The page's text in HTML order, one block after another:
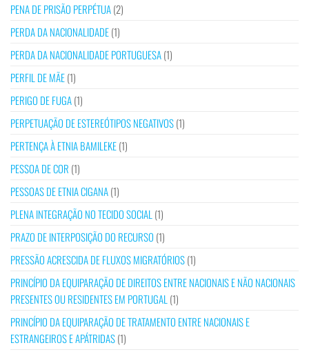
PENA DE PRISÃO PERPÉTUA(2)
PERDA DA NACIONALIDADE(1)
PERDA DA NACIONALIDADE PORTUGUESA(1)
PERFIL DE MÃE(1)
PERIGO DE FUGA(1)
PERPETUAÇÃO DE ESTEREÓTIPOS NEGATIVOS(1)
PERTENÇA À ETNIA BAMILEKE(1)
PESSOA DE COR (1)
PESSOAS DE ETNIA CIGANA(1)
PLENA INTEGRAÇÃO NO TECIDO SOCIAL (1)
PRAZO DE INTERPOSIÇÃO DO RECURSO (1)
PRESSÃO ACRESCIDA DE FLUXOS MIGRATÓRIOS(1)
PRINCÍPIO DA EQUIPARAÇÃO DE DIREITOS ENTRE NACIONAIS E NÃO NACIONAIS
PRESENTES OU RESIDENTES EM PORTUGAL (1)
PRINCÍPIO DA EQUIPARAÇÃO DE TRATAMENTO ENTRE NACIONAIS E
ESTRANGEIROS E APÁTRIDAS(1)